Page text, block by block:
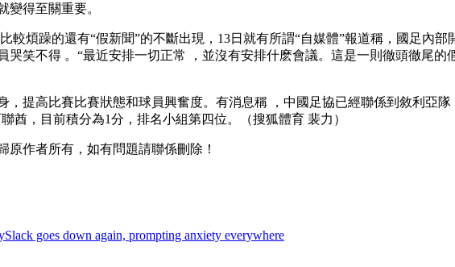
至關重要。
比較煩躁的還有“假新聞”的不斷出現，13日就有所謂“自媒體”報道稱，國足內
哭笑不得 。“最近安排一切正常  ，並沒有安排什麽會議 。這是一則徹頭徹尾
提高比賽比賽狀態和球員興奮度。有消息稱  ，中國足協已經聯係到敘利亞隊
，目前積分為1分，排名小組第四位。（搜狐體育 裴力）
原作者所有 ，如有問題請聯係刪除！
Slack goes down again, prompting anxiety everywhere